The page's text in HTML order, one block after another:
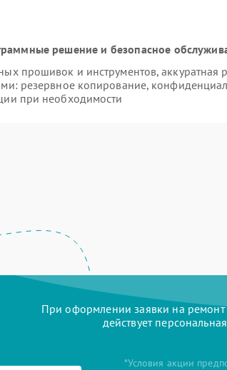
решение и безопасное
прошивок и инструментов, аккуратная
резервное копирование,
при необходимости
При оформлении заявки на ремонт
действует
*Условия акции